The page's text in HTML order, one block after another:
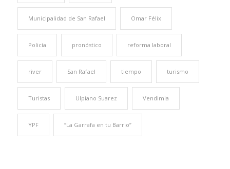
Municipalidad de San Rafael Omar Félix
Policía pronóstico reforma laboral
river San Rafael tiempo turismo
Turistas Ulpiano Suarez Vendimia
YPF “La Garrafa en tu Barrio”